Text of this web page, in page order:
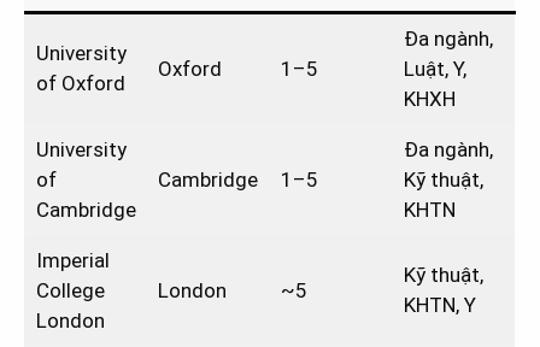
University
of Oxford
Oxford 1–5
Đa ngành,
Luật, Y,
KHXH
University
of
Cambridge
Cambridge 1–5
Đa ngành,
Kỹ thuật,
KHTN
Imperial
College
London
London ~5
Kỹ thuật,
KHTN, Y